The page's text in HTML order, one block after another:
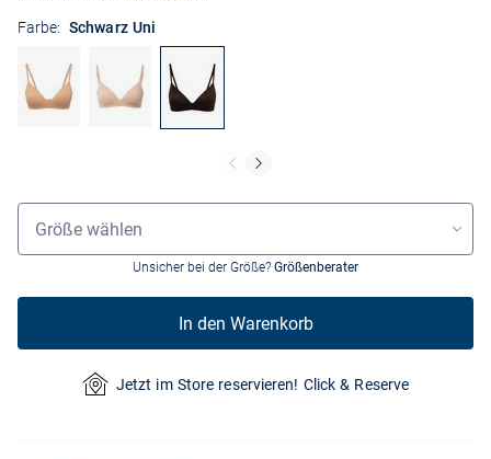
Farbe: Schwarz Uni
Größenauswahl
Größe wählen
Unsicher bei der Größe? Größenberater
In den Warenkorb
Jetzt im Store reservieren! Click & Reserve